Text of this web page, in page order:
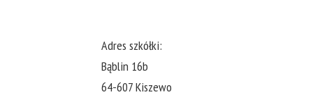
Adres szkółki:
Bąblin 16b
64-607 Kiszewo